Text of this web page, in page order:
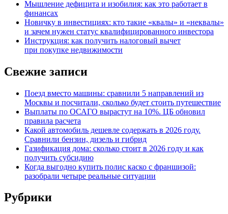
Мышление дефицита и изобилия: как это работает в
финансах
Новичку в инвестициях: кто такие «квалы» и «неквалы»
и зачем нужен статус квалифицированного инвестора
Инструкция: как получить налоговый вычет
при покупке недвижимости
Свежие записи
Поезд вместо машины: сравнили 5 направлений из
Москвы и посчитали, сколько будет стоить путешествие
Выплаты по ОСАГО вырастут на 10%. ЦБ обновил
правила расчета
Какой автомобиль дешевле содержать в 2026 году.
Сравнили бензин, дизель и гибрид
Газификация дома: сколько стоит в 2026 году и как
получить субсидию
Когда выгодно купить полис каско с франшизой:
разобрали четыре реальные ситуации
Рубрики